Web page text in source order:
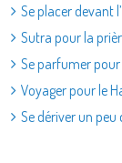
Se placer devant
Sutra pour la
Se parfumer
Voyager pour le
Se dériver un peu